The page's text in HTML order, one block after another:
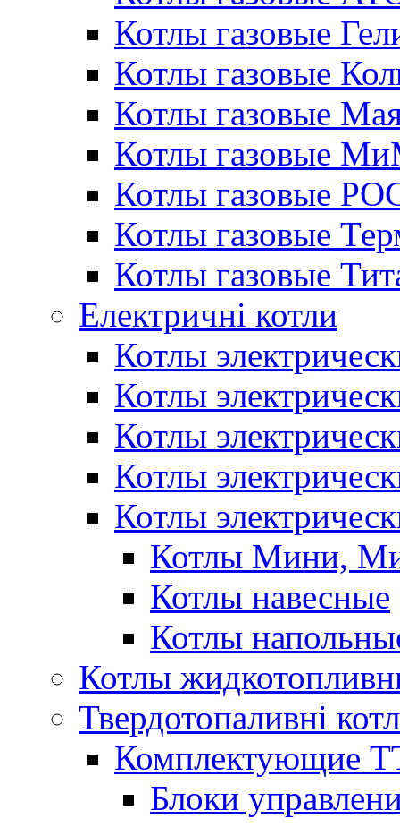
Котлы газовые
Котлы газовые
Котлы газовые
Котлы газовые
Котлы газовые
Котлы газовые
Котлы газовые
Електричні котли
Котлы
Котлы
Котлы
Котлы
Котлы
Котлы Мини,
Котлы навесные
Котлы
Котлы
Твердотопаливні
Комплектующие
Блоки